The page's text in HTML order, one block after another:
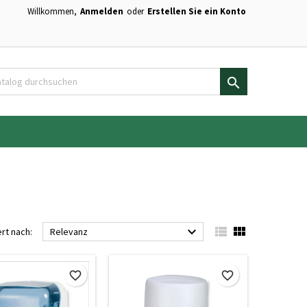
Willkommen, Anmelden oder Erstellen Sie ein Konto

nach: Relevanz   
favorite_border favorite_border
×
×
×
×